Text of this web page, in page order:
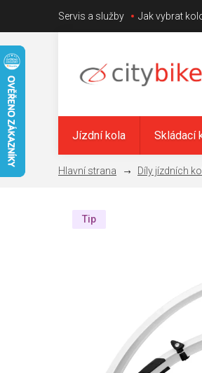
obsah
Servis a služby Jak vybrat
Jízdní kola Skládací
Díly jízdních kol
Tip